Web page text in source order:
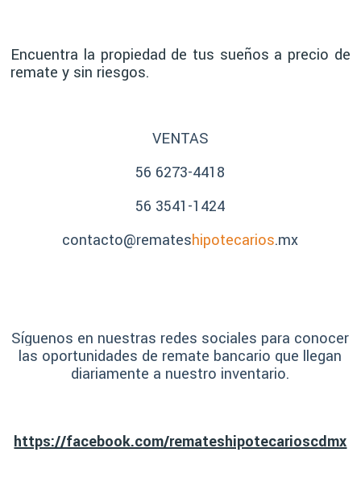
Encuentra la propiedad de tus sueños a precio de
remate y sin riesgos.
VENTAS
56 6273-4418
56 3541-1424
contacto@remateshipotecarios.mx
Síguenos en nuestras redes sociales para conocer
las oportunidades de remate bancario que llegan
diariamente a nuestro inventario.
https://facebook.com/remateshipotecarioscdmx